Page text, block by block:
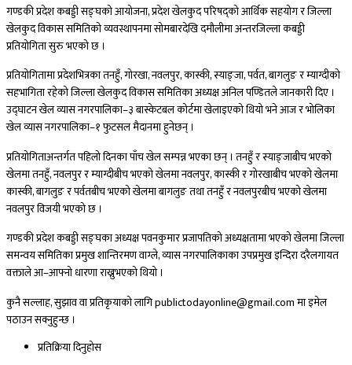
गण्डकी प्रदेश कबड्डी सङ्घको आयोजना, प्रदेश खेलकुद परिषद्को आर्थिक सहयोग र जिल्ला
खेलकुद विकास समितिको व्यवस्थापनमा सोमबारदेखि दमौलीमा अन्तरजिल्ला कबड्डी
प्रतियोगिता सुरु भएको छ ।
प्रतियोगितामा प्रदेशभित्रका तनहुँ, गोरखा, नवलपुर, कास्की, स्याङ्जा, पर्वत, बागलुङ र म्याग्दीको
सहभागिता रहेको जिल्ला खेलकुद विकास समितिका अध्यक्ष अनिल पण्डितले जानकारी दिए ।
उद्घाटन खेल व्यास नगरपालिका–३ बास्केटबल कोर्टमा खेलाइएको थियो भने आज र भोलिका
खेल व्यास नगरपालिका–१ फुटसल मैदानमा हुनेछन् ।
प्रतियोगिताअन्तर्गत पहिलो दिनका पाँच खेल सम्पन्न भएका छन् । तनहुँ र स्याङ्जाबीच भएको
खेलमा तनहुँ, नवलपुर र म्याग्दीबीच भएको खेलमा नवलपुर, कास्की र गोरखाबीच भएको खेलमा
कास्की, बागलुङ र पर्वतबीच भएको खेलमा बागलुङ तथा तनहुँ र नवलपुरबीच भएको खेलमा
नवलपुर विजयी भएको छ ।
गण्डकी प्रदेश कबड्डी सङ्घका अध्यक्ष पवनकुमार प्रजापतिको अध्यक्षतामा भएको खेलमा जिल्ला
समन्वय समितिका प्रमुख शान्तिरमण वाग्ले, व्यास नगरपालिकाका उपप्रमुख इन्दिरा दरैलगायत
वक्ताले आ–आफ्नो धारणा राख्नुभएको थियो ।
कुनै सल्लाह, सुझाव वा प्रतिकृयाको लागि publictodayonline@gmail.com मा इमेल
पठाउन सक्नुहुन्छ ।
प्रतिक्रिया दिनुहोस​